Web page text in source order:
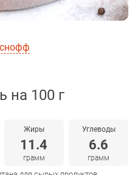
на 100 г
Жиры
11.4
грамм
Углеводы
6.6
грамм